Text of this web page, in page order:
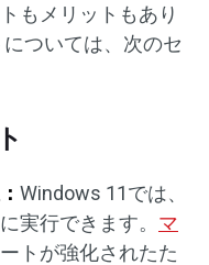
もメリットもあり
ついては、次のセ
Windows 11では、
実行できます。 マ
トが強化されたた